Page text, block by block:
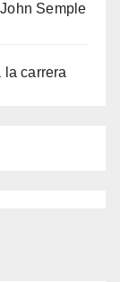
Semple
la carrera